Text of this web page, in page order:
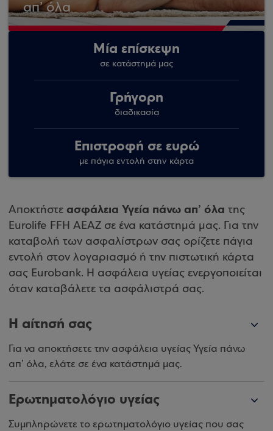
απ’ όλα
Μία επίσκεψη
σε κατάστημά μας
Γρήγορη
διαδικασία
Επιστροφή σε ευρώ
με πάγια εντολή στην κάρτα
Αποκτήστε ασφάλεια Υγεία πάνω απ’ όλα της
Eurolife FFH ΑΕΑΖ σε ένα κατάστημά μας. Για την
καταβολή των ασφαλίστρων σας ορίζετε πάγια
εντολή στον λογαριασμό ή την πιστωτική κάρτα
σας Eurobank. Η ασφάλεια υγείας ενεργοποιείται
όταν καταβάλετε τα ασφάλιστρά σας.
Η αίτησή σας
Για να αποκτήσετε την ασφάλεια υγείας Υγεία πάνω
απ’ όλα, ελάτε σε ένα κατάστημά μας.
Ερωτηματολόγιο υγείας
Συμπληρώνετε το ερωτηματολόγιο υγείας που σας